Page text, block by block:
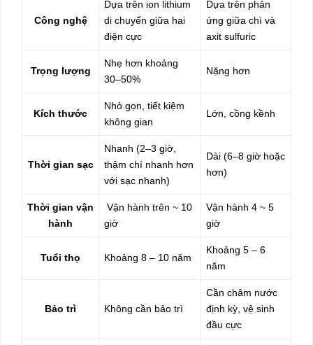
Công nghệ
Dựa trên ion lithium
di chuyển giữa hai
điện cực
Dựa trên phản
ứng giữa chì và
axit sulfuric
Trọng lượng
Nhẹ hơn khoảng
30–50%
Nặng hơn
Kích thước
Nhỏ gọn, tiết kiệm
không gian
Lớn, cồng kềnh
Thời gian sạc
Nhanh (2–3 giờ,
thậm chí nhanh hơn
với sạc nhanh)
Dài (6–8 giờ hoặc
hơn)
Thời gian vận
hành
Vận hành trên ~ 10
giờ
Vận hành 4 ~ 5
giờ
Tuổi thọ Khoảng 8 – 10 năm
Khoảng 5 – 6
năm
Bảo trì Không cần bảo trì
Cần châm nước
định kỳ, vệ sinh
đầu cực